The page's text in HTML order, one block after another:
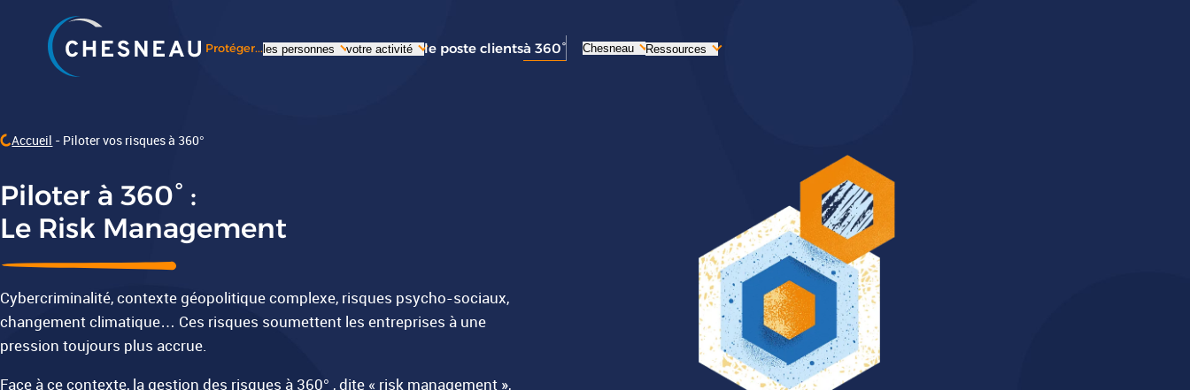
Protéger...les personnes votre activité le poste clientsà 360° Chesneau Ressources
Accueil Piloter vos risques à 360°
Piloter à 360° :
Le Risk Management
Cybercriminalité, contexte géopolitique complexe, risques psycho-sociaux,
changement climatique… Ces risques soumettent les entreprises à une
pression toujours plus accrue.
Face à ce contexte, la gestion des risques à 360° , dite « risk management »,